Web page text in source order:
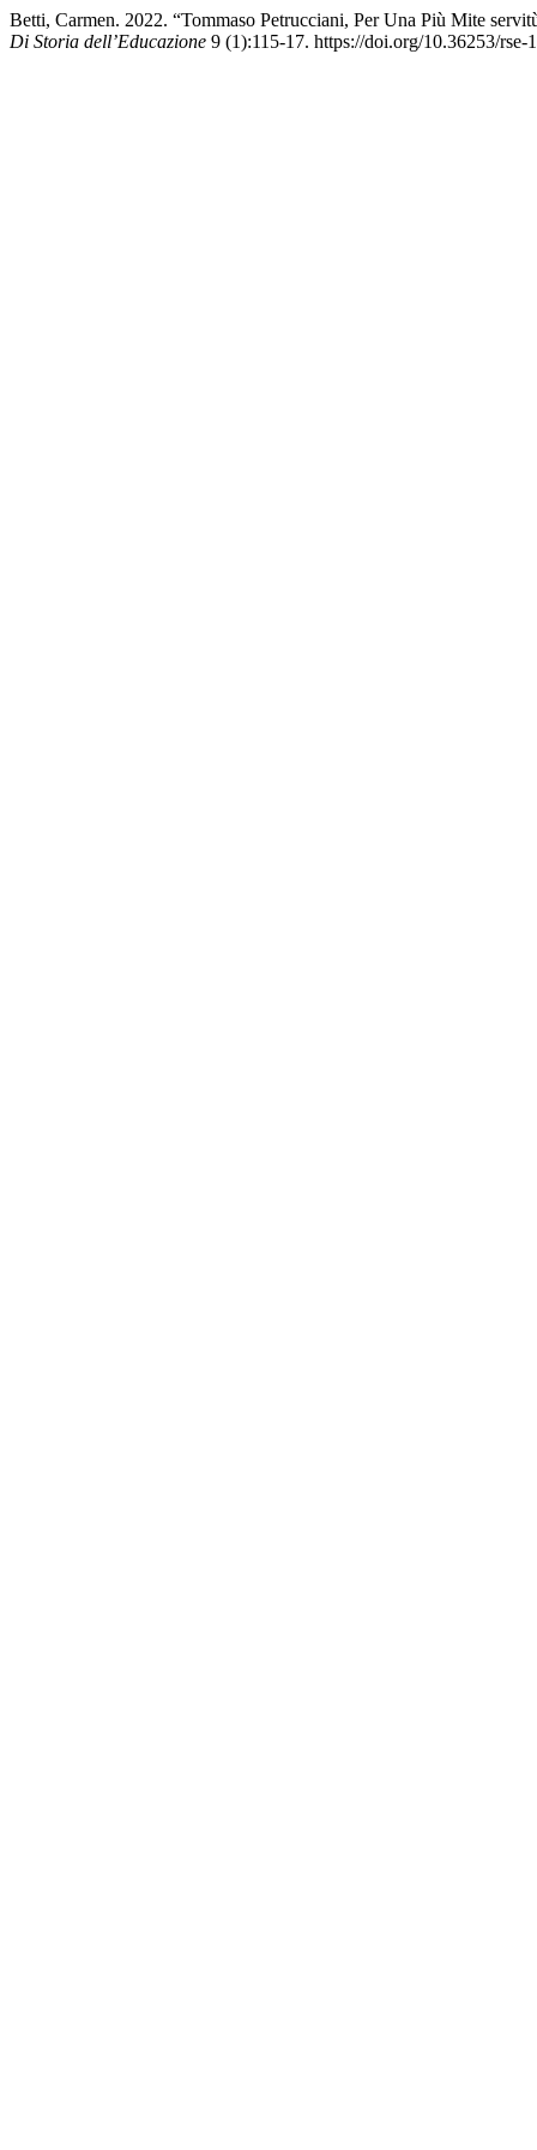
Betti, Carmen. 2022. “Tommaso Petrucciani, Per Una Più Mite
Di Storia dell’Educazione 9 (1):115-17. https://doi.org/10.36253/rse-